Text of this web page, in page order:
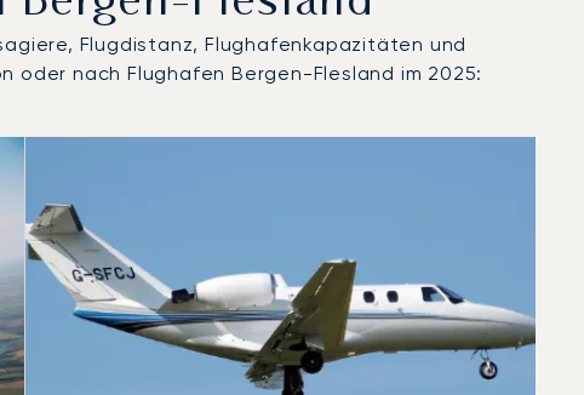
Flugdistanz, Flughafenkapazitäten und
oder nach Flughafen Bergen-Flesland im 2025: